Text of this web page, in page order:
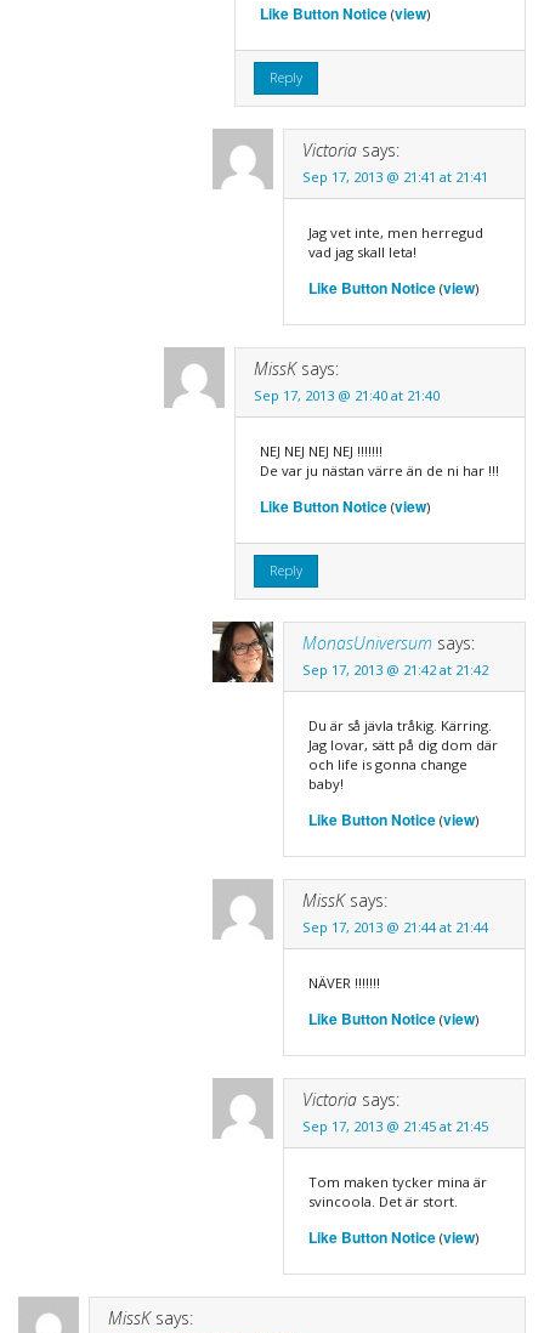
Like Button Notice(view)
Reply
Victoria says:
Sep 17, 2013 @ 21:41 at 21:41
Jag vet inte, men herregud
vad jag skall leta!
Like Button Notice(view)
MissK says:
Sep 17, 2013 @ 21:40 at 21:40
NEJ NEJ NEJ NEJ !!!!!!!
De var ju nästan värre än de ni har !!!
Like Button Notice(view)
Reply
MonasUniversum says:
Sep 17, 2013 @ 21:42 at 21:42
Du är så jävla tråkig. Kärring.
Jag lovar, sätt på dig dom där
och life is gonna change
baby!
Like Button Notice(view)
MissK says:
Sep 17, 2013 @ 21:44 at 21:44
NÄVER !!!!!!!
Like Button Notice(view)
Victoria says:
Sep 17, 2013 @ 21:45 at 21:45
Tom maken tycker mina är
svincoola. Det är stort.
Like Button Notice(view)
MissK says: